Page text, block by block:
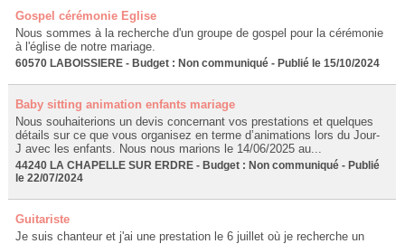
Gospel cérémonie Eglise
Nous sommes à la recherche d'un groupe de gospel pour la cérémonie
à l'église de notre mariage.
60570 LABOISSIERE - Budget : Non communiqué - Publié le 15/10/2024
Baby sitting animation enfants mariage
Nous souhaiterions un devis concernant vos prestations et quelques
détails sur ce que vous organisez en terme d’animations lors du Jour-
J avec les enfants. Nous nous marions le 14/06/2025 au...
44240 LA CHAPELLE SUR ERDRE - Budget : Non communiqué - Publié
le 22/07/2024
Guitariste
Je suis chanteur et j'ai une prestation le 6 juillet où je recherche un